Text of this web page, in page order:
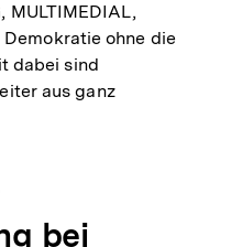
MULTIMEDIAL,
Demokratie ohne die
dabei sind
aus ganz
bei